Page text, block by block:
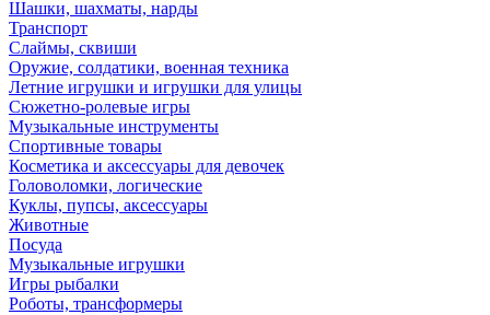
Шашки, шахматы, нарды
Транспорт
Слаймы, сквиши
Оружие, солдатики, военная техника
Летние игрушки и игрушки для улицы
Сюжетно-ролевые игры
Музыкальные инструменты
Спортивные товары
Косметика и аксессуары для девочек
Головоломки, логические
Куклы, пупсы, аксессуары
Животные
Посуда
Музыкальные игрушки
Игры рыбалки
Роботы, трансформеры